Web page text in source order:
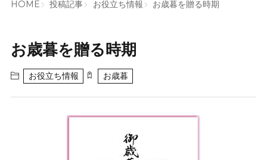
HOME 投稿記事 お役立ち情報 お歳暮を贈る時期
お歳暮を贈る時期
お役立ち情報 お歳暮